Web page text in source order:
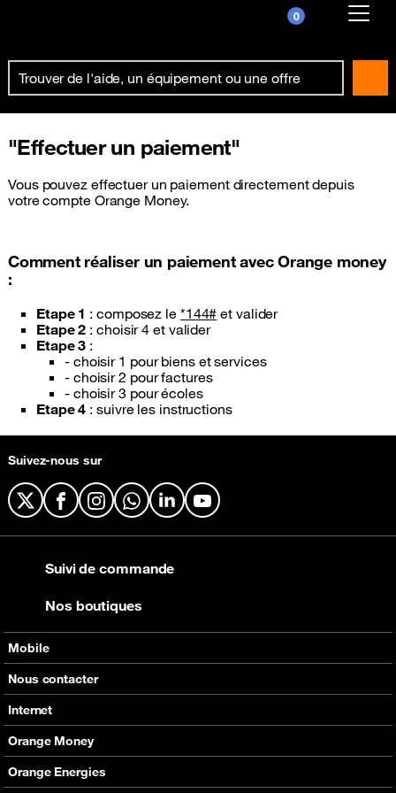
0
Already customer ?
"Effectuer un paiement"
Vous pouvez effectuer un paiement directement depuis
votre compte Orange Money.
Comment réaliser un paiement avec Orange money
:
Etape 1 : composez le *144# et valider
Etape 2 : choisir 4 et valider
Etape 3 :
- choisir 1 pour biens et services
- choisir 2 pour factures
- choisir 3 pour écoles
Etape 4 : suivre les instructions
Suivez-nous sur
X FacebookInstagramWhatsApp
LinkedInYouTube
Mobile
Nos offres
Nos produits
Assistance
Nous contacter
Tous les contacts
En boutique
Internet
Nos offres
Nos produits
Assistance
Orange Money
Carte Visa Orange Money
Orange Energies
Suivi de commande
Nos boutiques